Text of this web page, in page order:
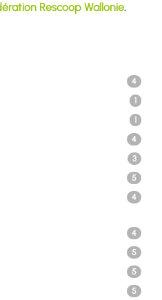
Rescoop Wallonie.
4
1
1
4
3
5
4
4
5
5
5